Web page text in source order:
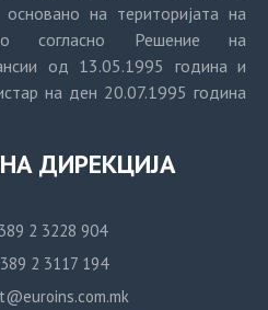
на територијата на
согласно Решение на
од 13.05.1995 година и
на ден 20.07.1995 година
ДИРЕКЦИЈА
2 3228 904
2 3117 194